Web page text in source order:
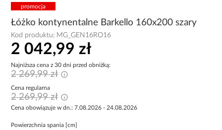
promocja
Łóżko kontynentalne Barkello 160x200 szary
Kod produktu: MG_GEN16RO16
2 042,99 zł
Najniższa cena z 30 dni przed obniżką:
2 269,99 zł
Cena regularna
2 269,99 zł
Cena obowiązuje w dn.: 7.08.2026 - 24.08.2026
Powierzchnia spania [cm]